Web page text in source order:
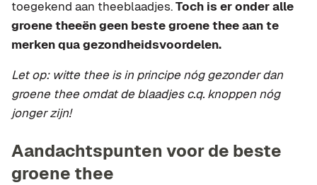
toegekend aan theeblaadjes.Toch is er onder alle
groene theeën geen beste groene thee aan te
merken qua gezondheidsvoordelen.
Let op: witte thee is in principe nóg gezonder dan
groene thee omdat de blaadjes c.q. knoppen nóg
jonger zijn!
Aandachtspunten voor de beste
groene thee